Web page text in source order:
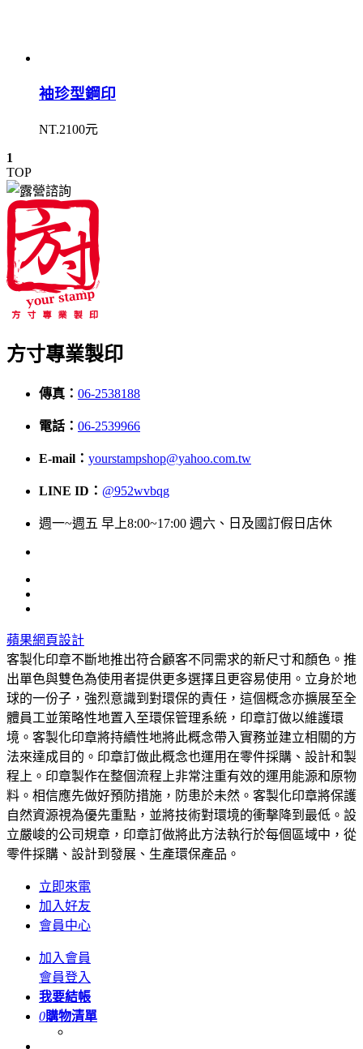
袖珍型鋼印
NT.2100元
1
TOP
方寸專業製印
傳真： 06-2538188
電話： 06-2539966
E-mail： yourstampshop@yahoo.com.tw
LINE ID： @952wvbqg
週一~週五 早上8:00~17:00 週六、日及國訂假日店休
蘋果網頁設計
客製化印章不斷地推出符合顧客不同需求的新尺寸和顏色。推
出單色與雙色為使用者提供更多選擇且更容易使用。立身於地
球的一份子，強烈意識到對環保的責任，這個概念亦擴展至全
體員工並策略性地置入至環保管理系統，印章訂做以維護環
境。客製化印章將持續性地將此概念帶入實務並建立相關的方
法來達成目的。印章訂做此概念也運用在零件採購、設計和製
程上。印章製作在整個流程上非常注重有效的運用能源和原物
料。相信應先做好預防措施，防患於未然。客製化印章將保護
自然資源視為優先重點，並將技術對環境的衝擊降到最低。設
立嚴峻的公司規章，印章訂做將此方法執行於每個區域中，從
零件採購、設計到發展、生產環保產品。
立即來電
加入好友
會員中心
加入會員
會員登入
我要結帳
0購物清單